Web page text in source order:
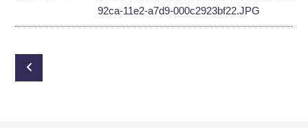
92ca-11e2-a7d9-000c2923bf22.JPG